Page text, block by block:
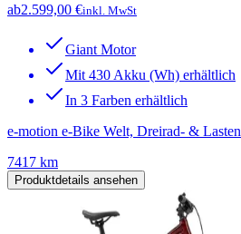
ab2.599,00 €inkl. MwSt
Giant Motor
Mit 430 Akku (Wh) erhältlich
In 3 Farben erhältlich
e-motion e-Bike Welt, Dreirad- &
7417 km
Produktdetails ansehen